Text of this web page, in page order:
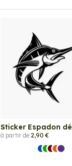
Sticker Espadon
à partir de 2,90 €